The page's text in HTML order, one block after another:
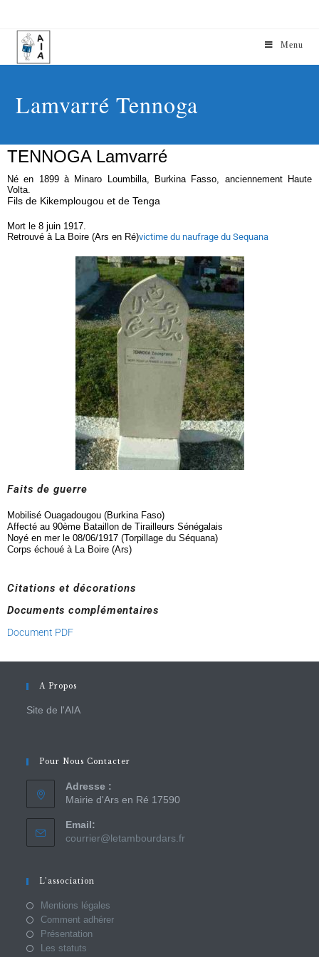
Menu
Lamvarré Tennoga
TENNOGA Lamvarré
Né en 1899 à Minaro Loumbilla, Burkina Fasso, anciennement Haute
Volta.
Fils de Kikemplougou et de Tenga
Mort le 8 juin 1917.
Retrouvé à La Boire (Ars en Ré)victime du naufrage du Sequana
Faits de guerre
Mobilisé Ouagadougou (Burkina Faso)
Affecté au 90ème Bataillon de Tirailleurs Sénégalais
Noyé en mer le 08/06/1917 (Torpillage du Séquana)
Corps échoué à La Boire (Ars)
Citations et décorations
Documents complémentaires
Document PDF
A Propos
Site de l'AIA
Pour Nous Contacter
Adresse :
Mairie d'Ars en Ré 17590
Email:
courrier@letambourdars.fr
L’association
Mentions légales
Comment adhérer
Présentation
Les statuts